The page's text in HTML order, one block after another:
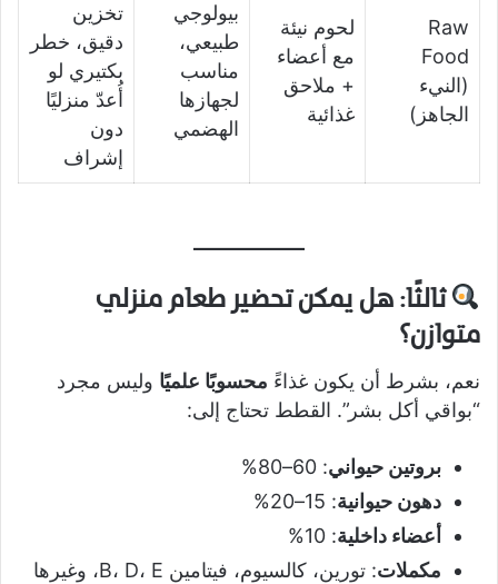
Raw
Food
(النيء
الجاهز)
لحوم نيئة
مع أعضاء
+ ملاحق
غذائية
بيولوجي
طبيعي،
مناسب
لجهازها
الهضمي
تخزين
دقيق، خطر
بكتيري لو
أُعدّ منزليًا
دون
إشراف
ثالثًا: هل يمكن تحضير طعام منزلي
متوازن؟
نعم، بشرط أن يكون غذاءً محسوبًا علميًا وليس مجرد
“بواقي أكل بشر”. القطط تحتاج إلى:
بروتين حيواني: 60–80%
دهون حيوانية: 15–20%
أعضاء داخلية: 10%
مكملات: تورين، كالسيوم، فيتامين B، D، E، وغيرها